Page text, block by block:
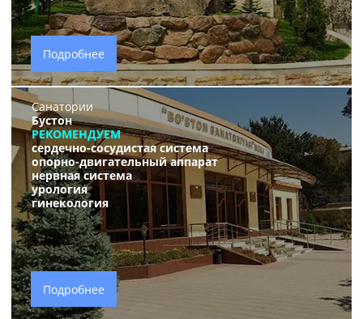
Подробнее
Санатории
Бустон
РЕКОМЕНДУЕМ
сердечно-сосудистая система
опорно-двигательный аппарат
нервная система
урология
гинекология
Подробнее